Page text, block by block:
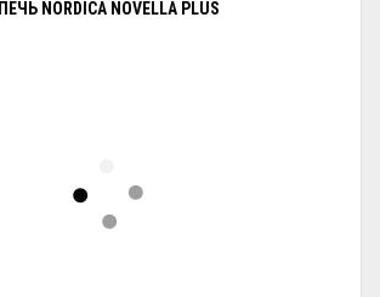
ПЕЧЬ NORDICA NOVELLA PLUS